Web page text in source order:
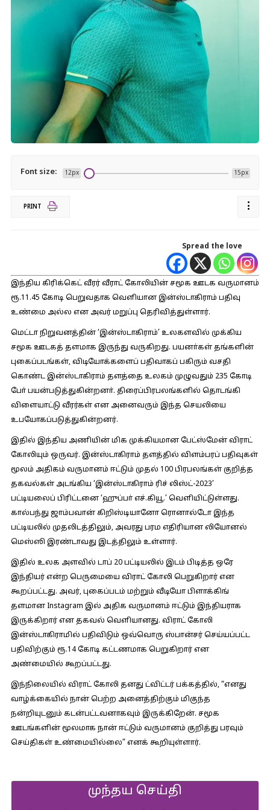
Font size: 12px 15px
PRINT
Spread the love
இந்திய கிரிக்கெட் வீரர் வீராட் கோலியின் சமூக ஊடக வருமானம்
ரூ.11.45 கோடி பெறுவதாக வெளியான இன்ஸ்டாகிராம் பதிவு
உண்மை அல்ல என அவர் மறுப்பு தெரிவித்துள்ளார்.
மெட்டா நிறுவனத்தின் ‘இன்ஸ்டாகிராம்’ உலகளவில் முக்கிய
சமூக ஊடகத் தளமாக இருந்து வருகிறது. பயனா்கள் தங்களின்
புகைப்படங்கள், விடியோக்களைப் பதிவாகப் பகிரும் வசதி
கொண்ட இன்ஸ்டாகிராம் தளத்தை உலகம் முழுவதும் 235 கோடி
போ் பயன்படுத்துகின்றனா். திரைப்பிரபலங்களில் தொடங்கி
விளையாட்டு வீரர்கள் என அனைவரும் இந்த செயலியை
உபயோகப்படுத்துகின்றனர்.
இதில் இந்திய அணியின் மிக முக்கியமான பேட்ஸ்மேன் விராட்
கோலியும் ஒருவர். இன்ஸ்டாகிராம் தளத்தில் விளம்பரப் பதிவுகள்
மூலம் அதிகம் வருமானம் ஈட்டும் முதல் 100 பிரபலங்கள் குறித்த
தகவல்கள் அடங்கிய ‘இன்ஸ்டாகிராம் ரிச் லிஸ்ட்-2023’
பட்டியலைப் பிரிட்டனை ‘ஹுப்பா் எச்.கியூ.’ வெளியிட்டுள்ளது.
கால்பந்து ஜாம்பவான் கிறிஸ்டியானோ ரொனால்டோ இந்த
பட்டியலில் முதலிடத்திலும், அவரது பரம எதிரியான லியோனல்
மெஸ்ஸி இரண்டாவது இடத்திலும் உள்ளார்.
இதில் உலக அளவில் டாப் 20 பட்டியலில் இடம் பிடித்த ஒரே
இந்தியர் என்ற பெருமையை விராட் கோலி பெறுகிறார் என
கூறப்பட்டது. அவர், புகைப்படம் மற்றும் வீடியோ பிளாக்கிங்
தளமான Instagram இல் அதிக வருமானம் ஈட்டும் இந்தியராக
இருக்கிறார் என தகவல் வெளியானது. விராட் கோலி
இன்ஸ்டாகிராமில் பதிவிடும் ஒவ்வொரு ஸ்பான்சர் செய்யப்பட்ட
பதிவிற்கும் ரூ.14 கோடி கட்டணமாக பெறுகிறார் என
அண்மையில் கூறப்பட்டது.
இந்நிலையில் விராட் கோலி தனது ட்விட்டர் பக்கத்தில், “எனது
வாழ்க்கையில் நான் பெற்ற அனைத்திற்கும் மிகுந்த
நன்றியுடனும் கடன்பட்டவனாகவும் இருக்கிறேன். சமூக
ஊடங்களின் மூலமாக நான் ஈட்டும் வருமானம் குறித்து பரவும்
செய்திகள் உண்மையில்லை” எனக் கூறியுள்ளார்.
முந்தய செய்தி